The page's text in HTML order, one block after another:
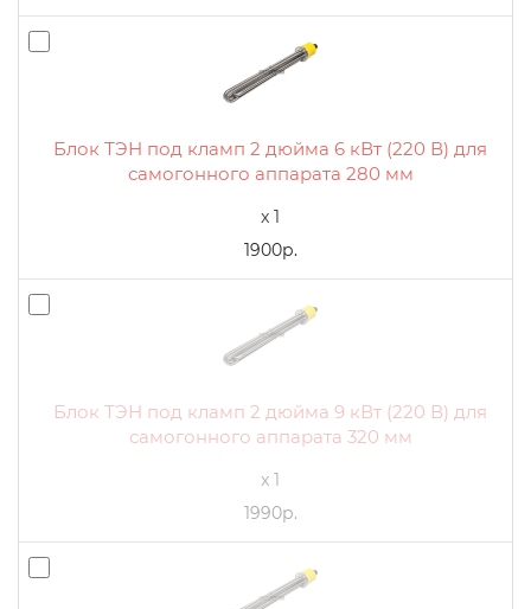
Блок ТЭН под кламп 2 дюйма 6 кВт (220 В) для
самогонного аппарата 280 мм
x 1
1900р.
Блок ТЭН под кламп 2 дюйма 9 кВт (220 В) для
самогонного аппарата 320 мм
x 1
1990р.